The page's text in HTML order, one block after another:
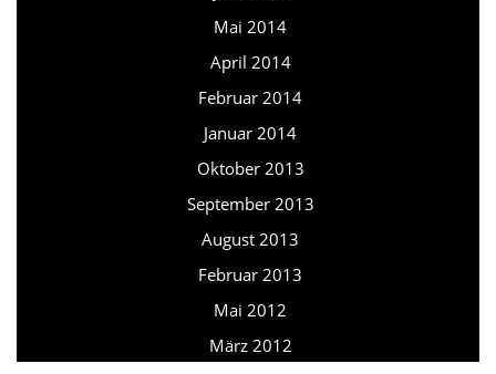
Mai 2014
April 2014
Februar 2014
Januar 2014
Oktober 2013
September 2013
August 2013
Februar 2013
Mai 2012
März 2012